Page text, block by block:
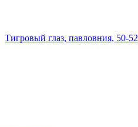
Тигровый глаз, павловния, 50-52